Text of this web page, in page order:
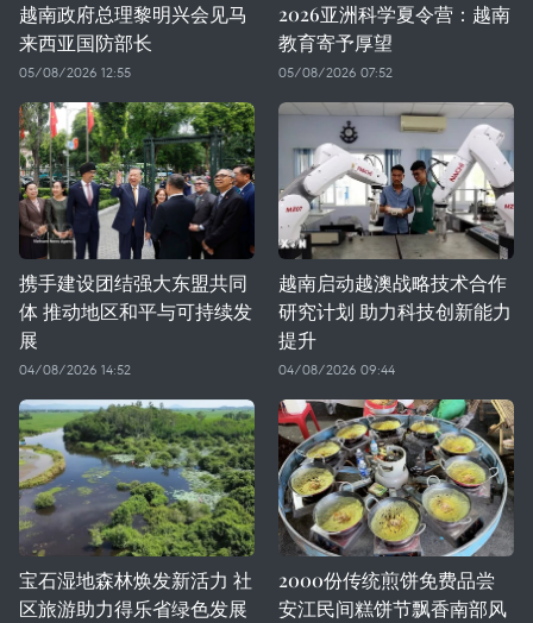
越南政府总理黎明兴会见马
来西亚国防部长
05/08/2026 12:55
2026亚洲科学夏令营：越南
教育寄予厚望
05/08/2026 07:52
携手建设团结强大东盟共同
体 推动地区和平与可持续发
展
04/08/2026 14:52
越南启动越澳战略技术合作
研究计划 助力科技创新能力
提升
04/08/2026 09:44
宝石湿地森林焕发新活力 社
区旅游助力得乐省绿色发展
2000份传统煎饼免费品尝
安江民间糕饼节飘香南部风